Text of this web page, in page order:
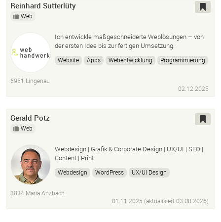
Reinhard Sutterlüty
Web
Ich entwickle maßgeschneiderte Weblösungen – von
der ersten Idee bis zur fertigen Umsetzung.
Website Apps Webentwicklung Programmierung
6951 Lingenau
02.12.2025
Gerald Pötz
Web
Webdesign | Grafik & Corporate Design | UX/UI | SEO |
Content | Print
Webdesign WordPress
UX/UI Design
InDesign
Content
SEO-Texte E-Mail-Marketing
Redaktion
3034 Maria Anzbach
01.11.2025 (aktualisiert03.08.2026)